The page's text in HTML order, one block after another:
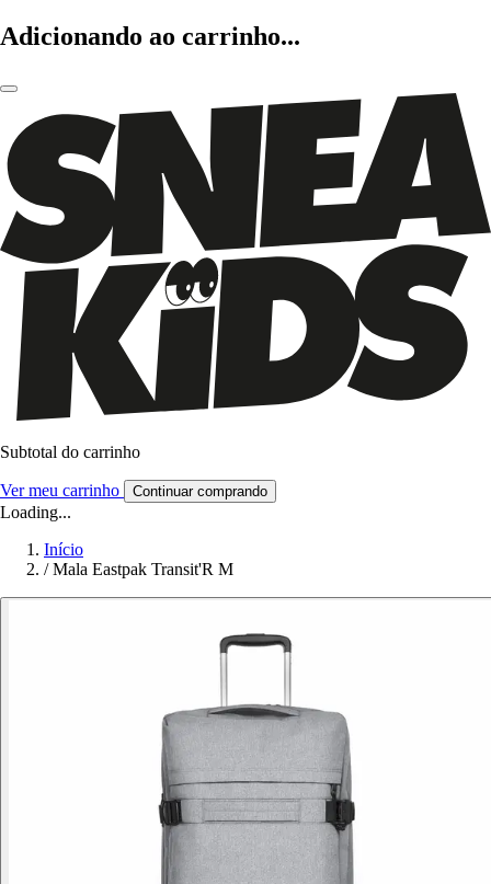
Adicionando ao carrinho...
Subtotal do carrinho
Ver meu carrinho Continuar comprando
Loading...
Início
/ Mala Eastpak Transit'R M